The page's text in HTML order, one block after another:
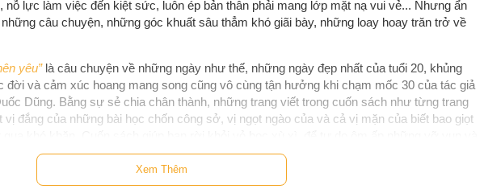
nỗ lực làm việc đến kiệt sức, luôn ép bản thân phải mang lớp mặt nạ vui vẻ... Nhưng ẩn
câu chuyện, những góc khuất sâu thẳm khó giãi bày, những loay hoay trăn trở về
yêu”là câu chuyện về những ngày như thế, những ngày đẹp nhất của tuổi 20, khủng
và cảm xúc hoang mang song cũng vô cùng tận hưởng khi chạm mốc 30 của tác giả
Dũng. Bằng sự sẻ chia chân thành, những trang viết trong cuốn sách như từng trang
vị đắng của những bài học chốn công sở, vị ngọt ngào của và cả vị mặn của biết bao giọt
khi ở bên những người thân thiết.
Phan Quốc Dũng cũng nhẹ nhàng soi chiếu vào những chênh vênh, tổn thương trong tình
Xem Thêm